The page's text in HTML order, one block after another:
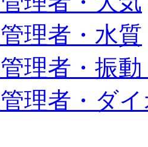
理者・水質
理者・振
理者・ダ